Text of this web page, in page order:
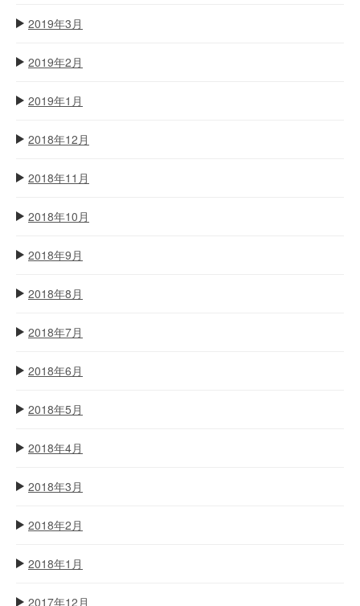
2019年3月
2019年2月
2019年1月
2018年12月
2018年11月
2018年10月
2018年9月
2018年8月
2018年7月
2018年6月
2018年5月
2018年4月
2018年3月
2018年2月
2018年1月
2017年12月